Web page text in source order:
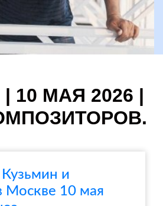
10 МАЯ 2026 |
и
Москве 10 мая